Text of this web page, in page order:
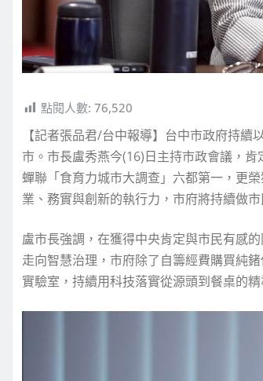
點閱人數: 76,520
【記者張品君/台中報導】台中市政府持
市。市長盧秀燕今(16)日主持市政會議，
蟬聯「食育力城市大調查」六都第一，更
業、務實與創新的執行力，市府將持續做
盧市長強調，在獲得中央肯定與市民有感
走向智慧治理，市府除了自籌經費購買純
實驗室，持續用科技落實從源頭到餐桌的精